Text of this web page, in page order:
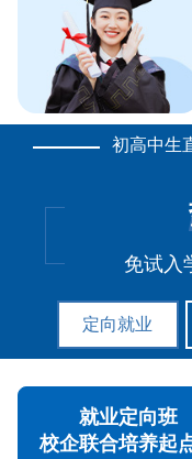
初高中生
免试入
定向就业
就业定向班
校企联合培养起